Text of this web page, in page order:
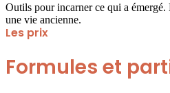
Outils pour incarner ce qui a émergé.
une vie ancienne.
Les prix
Formules et